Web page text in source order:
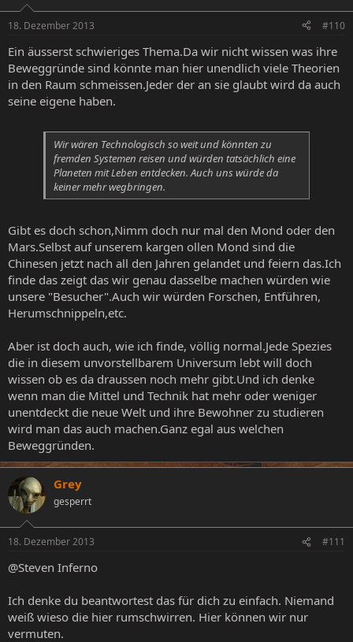
18. Dezember 2013 #110
Ein äusserst schwieriges Thema.Da wir nicht wissen was ihre
Beweggründe sind könnte man hier unendlich viele Theorien
in den Raum schmeissen.Jeder der an sie glaubt wird da auch
seine eigene haben.
Wir wären Technologisch so weit und könnten zu
fremden Systemen reisen und würden tatsächlich eine
Planeten mit Leben entdecken. Auch uns würde da
keiner mehr wegbringen.
Gibt es doch schon,Nimm doch nur mal den Mond oder den
Mars.Selbst auf unserem kargen ollen Mond sind die
Chinesen jetzt nach all den Jahren gelandet und feiern das.Ich
finde das zeigt das wir genau dasselbe machen würden wie
unsere "Besucher".Auch wir würden Forschen, Entführen,
Herumschnippeln,etc.
Aber ist doch auch, wie ich finde, völlig normal.Jede Spezies
die in diesem unvorstellbarem Universum lebt will doch
wissen ob es da draussen noch mehr gibt.Und ich denke
wenn man die Mittel und Technik hat mehr oder weniger
unentdeckt die neue Welt und ihre Bewohner zu studieren
wird man das auch machen.Ganz egal aus welchen
Beweggründen.
Grey
gesperrt
18. Dezember 2013 #111
@Steven Inferno
Ich denke du beantwortest das für dich zu einfach. Niemand
weiß wieso die hier rumschwirren. Hier können wir nur
vermuten.